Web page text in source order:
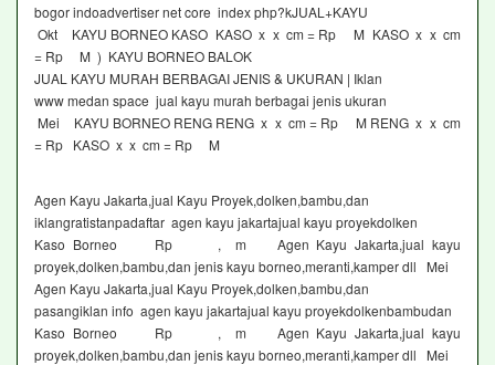
bogor indoadvertiser net core index php?kJUAL+KAYU
Okt KAYU BORNEO KASO KASO x x cm = Rp M KASO x x cm
= Rp M ) KAYU BORNEO BALOK
JUAL KAYU MURAH BERBAGAI JENIS & UKURAN | Iklan
www medan space jual kayu murah berbagai jenis ukuran
Mei KAYU BORNEO RENG RENG x x cm = Rp M RENG x x cm
= Rp KASO x x cm = Rp M
Agen Kayu Jakarta,jual Kayu Proyek,dolken,bambu,dan
iklangratistanpadaftar agen kayu jakartajual kayu proyekdolken
Kaso Borneo Rp , m Agen Kayu Jakarta,jual kayu
proyek,dolken,bambu,dan jenis kayu borneo,meranti,kamper dll Mei
Agen Kayu Jakarta,jual Kayu Proyek,dolken,bambu,dan
pasangiklan info agen kayu jakartajual kayu proyekdolkenbambudan
Kaso Borneo Rp , m Agen Kayu Jakarta,jual kayu
proyek,dolken,bambu,dan jenis kayu borneo,meranti,kamper dll Mei